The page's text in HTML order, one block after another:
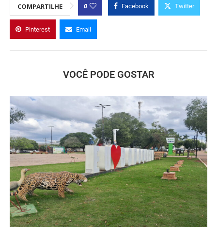
COMPARTILHE 0 Facebook Twitter
Pinterest Email
VOCÊ PODE GOSTAR